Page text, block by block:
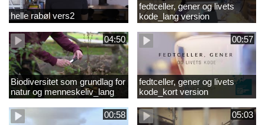
helle rabøl vers2
fedtceller, gener og livets
kode_lang version
04:50
Biodiversitet som grundlag for
natur og menneskeliv_lang
version
00:57
fedtceller, gener og livets
kode_kort version
00:58 05:03